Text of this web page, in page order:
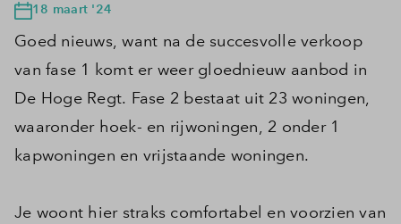
18 maart '24
Goed nieuws, want na de succesvolle verkoop
van fase 1 komt er weer gloednieuw aanbod in
De Hoge Regt. Fase 2 bestaat uit 23 woningen,
waaronder hoek- en rijwoningen, 2 onder 1
kapwoningen en vrijstaande woningen.
Je woont hier straks comfortabel en voorzien van